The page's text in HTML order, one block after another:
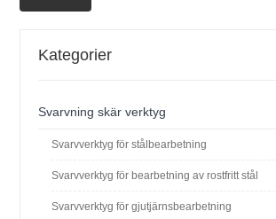
Kategorier
Svarvning skär verktyg
Svarvverktyg för stålbearbetning
Svarvverktyg för bearbetning av rostfritt stål
Svarvverktyg för gjutjärnsbearbetning